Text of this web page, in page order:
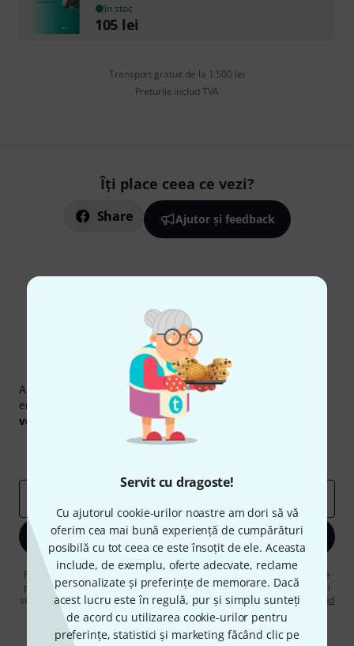
Servit cu dragoste!
Cu ajutorul cookie-urilor noastre am dori să vă
oferim cea mai bună experiență de cumpărături
posibilă cu tot ceea ce este însoțit de ele. Aceasta
include, de exemplu, oferte adecvate, reclame
personalizate și preferințe de memorare. Dacă
acest lucru este în regulă, pur și simplu sunteți
de acord cu utilizarea cookie-urilor pentru
preferințe, statistici și marketing făcând clic pe
în stoc
105 lei
Transport gratuit de la 1.500 lei
Preturile includ TVA
Îți place ceea ce vezi?
Share Ajutor și feedback
Newsletter Thomann
Abonați-vă la buletinul informativ Thomann în limba
engleză și, cu puțin noroc, puteți câștiga unul dintre
voucherele
în valoare de50 €fiecare!
Contribuții inspiraționale
Înscrie-te acum
Făcând clic pe „Înscrie-te acum”, sunteți de acord să primiți publicitate
prin e-mail. Vă puteți dezabona în orice moment. Puteți găsi informații
suplimentare despre buletinul informativ în regulamentul nostru privind
protecția datelor.
* Necesar